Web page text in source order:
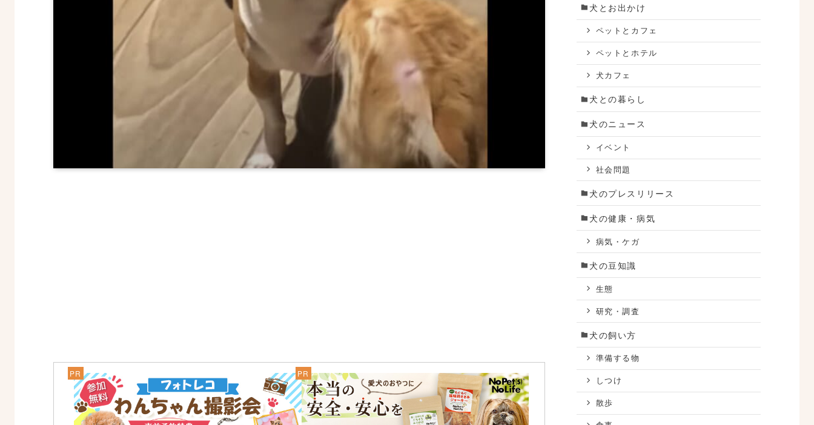
犬とお出かけ
ペットとカフェ
ペットとホテル
犬カフェ
犬との暮らし
犬のニュース
イベント
社会問題
犬のプレスリリース
犬の健康・病気
病気・ケガ
犬の豆知識
生態
研究・調査
犬の飼い方
準備する物
しつけ
散歩